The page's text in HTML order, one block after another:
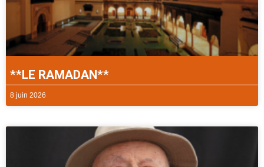
**LE RAMADAN**
8 juin 2026